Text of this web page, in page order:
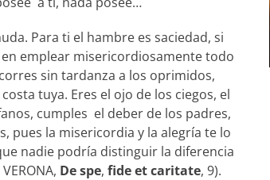
Para ti el hambre es saciedad, si
emplear misericordiosamente todo
sin tardanza a los oprimidos,
tuya. Eres el ojo de los ciegos, el
cumples el deber de los padres,
pues la misericordia y la alegría te lo
nadie podría distinguir la diferencia
De spe, fideet caritate, 9).